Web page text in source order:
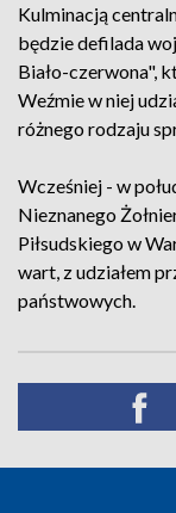
Kulminacją
będzie defilada
Biało-czerwona",
Weźmie w niej
różnego rodzaju
Wcześniej - w
Nieznanego
Piłsudskiego w
wart, z udziałem
państwowych.